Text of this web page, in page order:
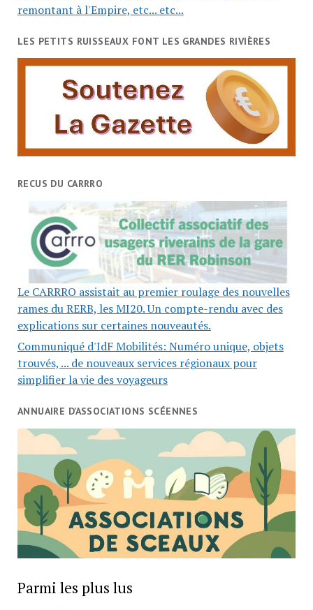
remontant à l'Empire, etc... etc...
LES PETITS RUISSEAUX FONT LES GRANDES RIVIÈRES
RECUS DU CARRRO
Le CARRRO assistait au premier roulage des nouvelles
rames du RERB, les MI20. Un compte-rendu avec des
explications sur certaines nouveautés.
Communiqué d'IdF Mobilités: Numéro unique, objets
trouvés, ... de nouveaux services régionaux pour
simplifier la vie des voyageurs
ANNUAIRE D’ASSOCIATIONS SCÉENNES
Parmi les plus lus